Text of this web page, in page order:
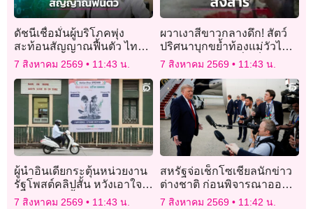
ดัชนีเชื่อมั่นผู้บริโภคพุ่ง
สะท้อนสัญญาณฟื้นตัว ไทย
ช่วยไทยพลัสลดค่าครองชีพ
7 สิงหาคม 2569 11:43 น.
ผวาเงาสีขาวกลางดึก! สัตว์
ปริศนาบุกขย้ำท้องแม่วัวไส้
ทะลักดับสยอง หวั่นเป็น “ไอ้
7 สิงหาคม 2569 11:43 น.
ผู้นำอินเดียกระตุ้นหน่วยงาน
รัฐโพสต์คลิปสั้น หวังเอาใจผู้
มีสิทธิเลือกตั้ง “เจนซี”
7 สิงหาคม 2569 11:43 น.
สหรัฐจ่อเช็กโซเชียลนักข่าว
ต่างชาติ ก่อนพิจารณาออก
วีซ่าทำงาน
7 สิงหาคม 2569 11:42 น.